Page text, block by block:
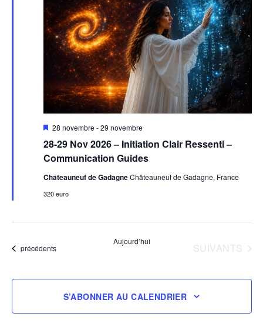
28-29 Nov 2026 – Initiation Clair Ressenti –
Communication Guides
Mis
avant
28 novembre -29 novembre
Châteauneuf de GadagneChâteauneuf de Gadagne, France
320 euro
Évènements
précédents
Aujourd’hui ÉVÈNEMENTS
SUIVANTS
S’ABONNER AU CALENDRIER